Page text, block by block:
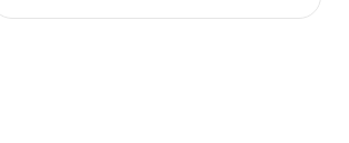
Adaugă în coș